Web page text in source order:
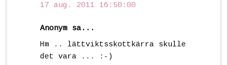
17 aug. 2011 16:50:00
Anonym sa...
Hm .. lättviktsskottkärra skulle
det vara ... :-)